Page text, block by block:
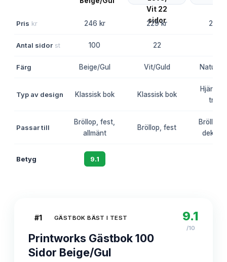
Pris kr 246 kr 229 kr 299
Antal sidor st 100 22
Färg Beige/Gul Vit/Guld Natur/
Typ av design Klassisk bok Klassisk bok
Passar till
Bröllop, fest,
allmänt
Bröllop, fest
Bröllop,
Betyg 9.1
#1 GÄSTBOK BÄST I TEST
Printworks Gästbok 100
Sidor Beige/Gul
9.1
/10